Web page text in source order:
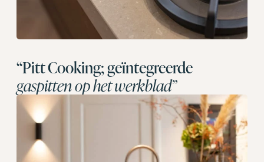
“Pitt Cooking; geïntegreerde
gaspitten op het werkblad”